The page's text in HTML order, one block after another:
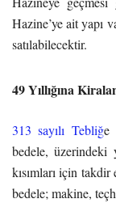
Hazine’ye ait yapı
satılabilecektir.
49 Yıllığına
313 sayılı Tebliğe
bedele, üzerindeki
kısımları için
bedele; makine,